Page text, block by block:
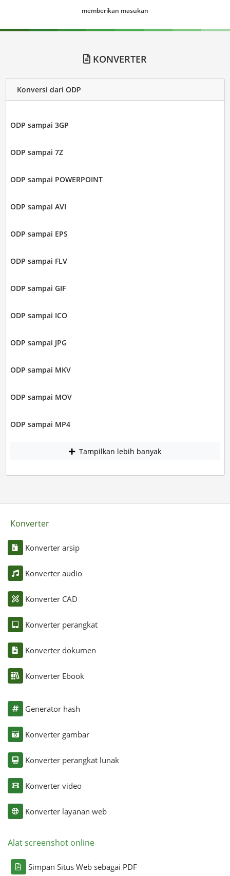
memberikan masukan
KONVERTER
Konversi dari ODP
ODP sampai 3GP
ODP sampai 7Z
ODP sampai POWERPOINT
ODP sampai AVI
ODP sampai EPS
ODP sampai FLV
ODP sampai GIF
ODP sampai ICO
ODP sampai JPG
ODP sampai MKV
ODP sampai MOV
ODP sampai MP4
Tampilkan lebih banyak
Konverter
Konverter arsip
Konverter audio
Konverter CAD
Konverter perangkat
Konverter dokumen
Konverter Ebook
Generator hash
Konverter gambar
Konverter perangkat lunak
Konverter video
Konverter layanan web
Alat screenshot online
Simpan Situs Web sebagai PDF